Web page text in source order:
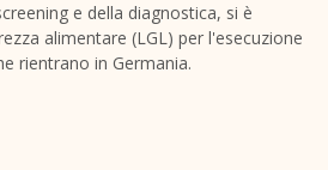
e della diagnostica, si è
alimentare (LGL) per l'esecuzione
rientrano in Germania.